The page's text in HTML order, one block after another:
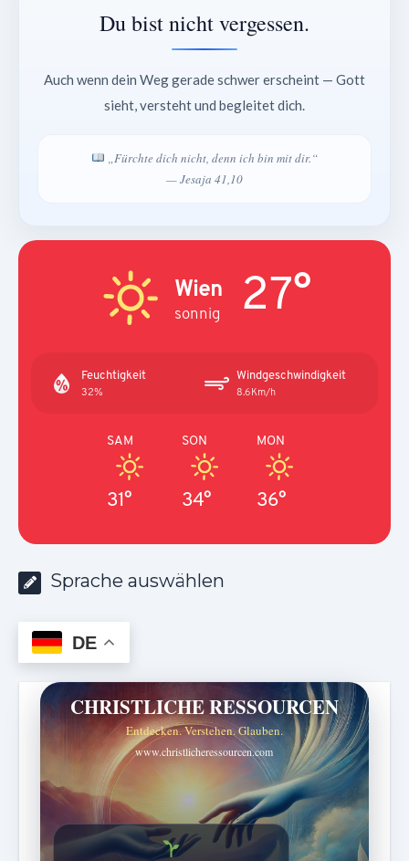
Du bist nicht vergessen.
Auch wenn dein Weg gerade schwer erscheint — Gott
sieht, versteht und begleitet dich.
„Fürchte dich nicht, denn ich bin mit dir.“
— Jesaja 41,10
Wien
sonnig 27°
Feuchtigkeit
32%
Windgeschwindigkeit
8.6Km/h
SAM
31°
SON
34°
MON
36°
Sprache auswählen
DE
CHRISTLICHE RESSOURCEN
Entdecken. Verstehen. Glauben.
www.christlicheressourcen.com